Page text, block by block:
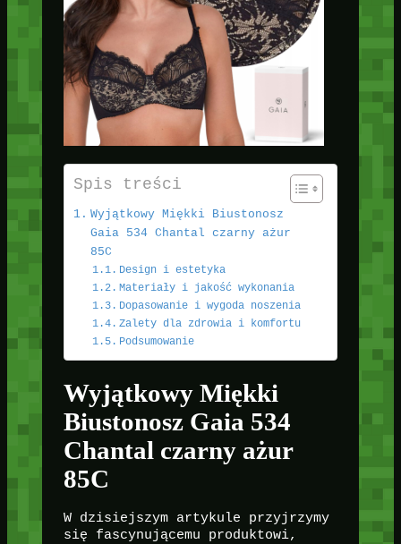
Spis treści
Wyjątkowy Miękki Biustonosz
Gaia 534 Chantal czarny ażur
85C
Design i estetyka
Materiały i jakość wykonania
Dopasowanie i wygoda noszenia
Zalety dla zdrowia i komfortu
Podsumowanie
Wyjątkowy Miękki
Biustonosz Gaia 534
Chantal czarny ażur
85C
W dzisiejszym artykule przyjrzymy
się fascynującemu produktowi,